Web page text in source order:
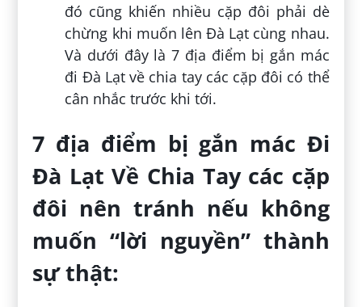
đó cũng khiến nhiều cặp đôi phải dè
chừng khi muốn lên Đà Lạt cùng nhau.
Và dưới đây là 7 địa điểm bị gắn mác
đi Đà Lạt về chia tay các cặp đôi có thể
cân nhắc trước khi tới.
7 địa điểm bị gắn mác Đi
Đà Lạt Về Chia Tay các cặp
đôi nên tránh nếu không
muốn “lời nguyền” thành
sự thật: